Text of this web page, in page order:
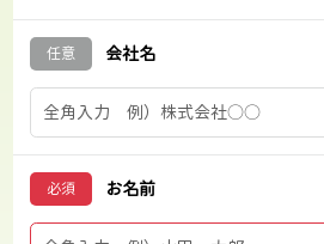
会社名
お名前